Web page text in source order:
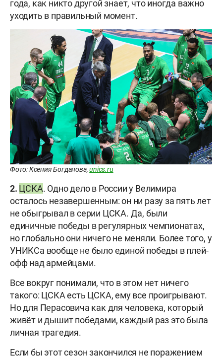
года, как никто другой знает, что иногда важно
уходить в правильный момент.
Фото: Ксения Богданова,unics.ru
2. ЦСКА. Одно дело в России у Велимира
осталось незавершенным: он ни разу за пять лет
не обыгрывал в серии ЦСКА. Да, были
единичные победы в регулярных чемпионатах,
но глобально они ничего не меняли. Более того, у
УНИКСа вообще не было единой победы в плей-
офф над армейцами.
Все вокруг понимали, что в этом нет ничего
такого: ЦСКА есть ЦСКА, ему все проигрывают.
Но для Перасовича как для человека, который
живёт и дышит победами, каждый раз это была
личная трагедия.
Если бы этот сезон закончился не поражением